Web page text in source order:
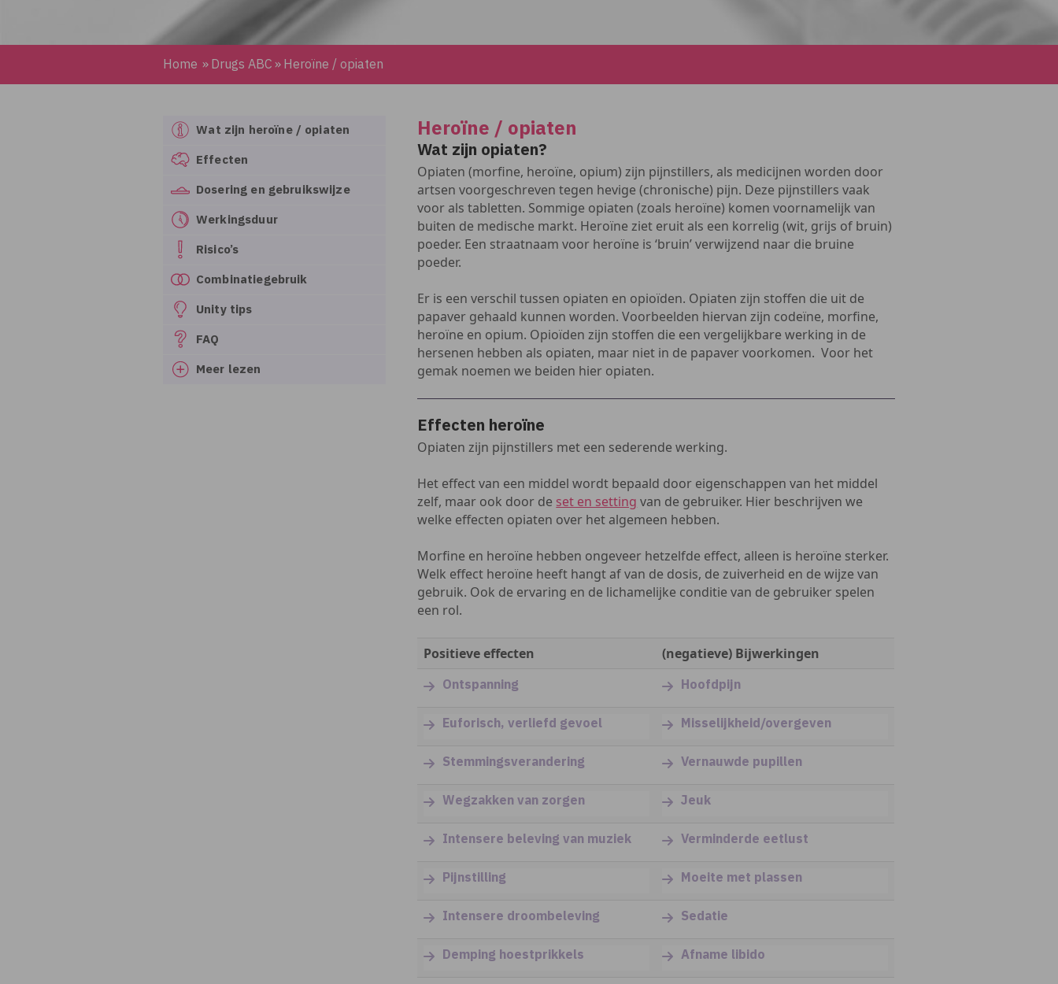
Home » Drugs ABC » Heroïne / opiaten
Wat zijn heroïne / opiaten
Effecten
Dosering en gebruikswijze
Werkingsduur
Risico’s
Combinatiegebruik
Unity tips
FAQ
Meer lezen
Heroïne / opiaten
Wat zijn opiaten?
Opiaten (morfine, heroïne, opium) zijn pijnstillers, als medicijnen worden door
artsen voorgeschreven tegen hevige (chronische) pijn. Deze pijnstillers vaak
voor als tabletten. Sommige opiaten (zoals heroïne) komen voornamelijk van
buiten de medische markt. Heroïne ziet eruit als een korrelig (wit, grijs of bruin)
poeder. Een straatnaam voor heroïne is ‘bruin’ verwijzend naar die bruine
poeder.
Er is een verschil tussen opiaten en opioïden. Opiaten zijn stoffen die uit de
papaver gehaald kunnen worden. Voorbeelden hiervan zijn codeïne, morfine,
heroïne en opium. Opioïden zijn stoffen die een vergelijkbare werking in de
hersenen hebben als opiaten, maar niet in de papaver voorkomen. Voor het
gemak noemen we beiden hier opiaten.
Effecten heroïne
Opiaten zijn pijnstillers met een sederende werking.
Het effect van een middel wordt bepaald door eigenschappen van het middel
zelf, maar ook door de set en setting van de gebruiker. Hier beschrijven we
welke effecten opiaten over het algemeen hebben.
Morfine en heroïne hebben ongeveer hetzelfde effect, alleen is heroïne sterker.
Welk effect heroïne heeft hangt af van de dosis, de zuiverheid en de wijze van
gebruik. Ook de ervaring en de lichamelijke conditie van de gebruiker spelen
een rol.
Positieve effecten (negatieve) Bijwerkingen
Ontspanning Hoofdpijn
Euforisch, verliefd gevoel Misselijkheid/overgeven
Stemmingsverandering Vernauwde pupillen
Wegzakken van zorgen Jeuk
Intensere beleving van muziek Verminderde eetlust
Pijnstilling Moeite met plassen
Intensere droombeleving Sedatie
Demping hoestprikkels Afname libido